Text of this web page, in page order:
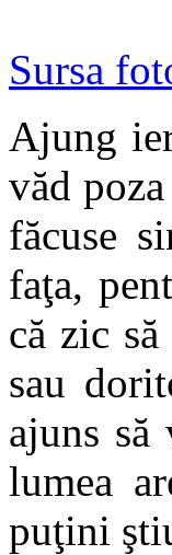
Sursa
Ajung
văd
făcuse
faţa,
că zic
sau
ajuns să
lumea
puţini